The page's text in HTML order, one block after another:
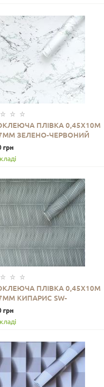
ПЛІВКА 0,45Х10М
ЗЕЛЕНО-ЧЕРВОНИЙ
SW-00001272
грн
ДО КОШИКА
ПЛІВКА 0,45Х10М
КИПАРИС SW-
грн
ДО КОШИКА